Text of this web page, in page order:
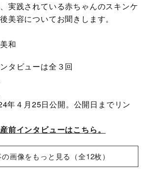
実践されている赤ちゃんのスキンケ
美容についてお聞きします。
和
タビューは全３回
年４月25日公開。公開日までリン
前インタビューはこちら。
画像をもっと見る（全12枚）